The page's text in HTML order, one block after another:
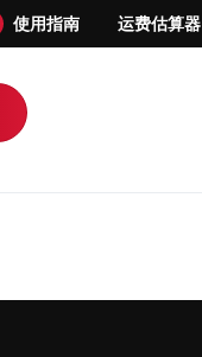
使用指南 运费估算器